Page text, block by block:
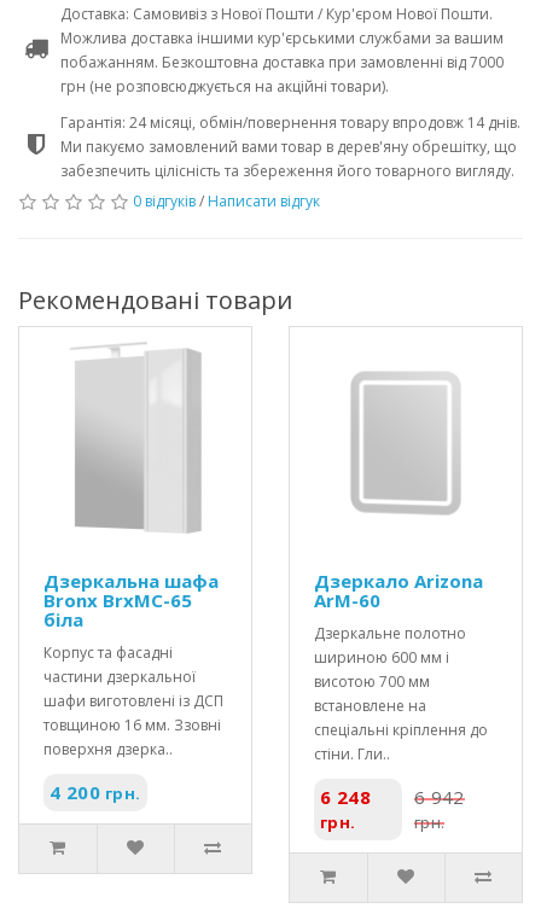
Доставка: Самовивіз з Нової Пошти / Кур'єром Нової Пошти.
Можлива доставка іншими кур'єрськими службами за вашим
побажанням. Безкоштовна доставка при замовленні від 7000
грн (не розповсюджується на акційні товари).
Гарантія: 24 місяці, обмін/повернення товару впродовж 14 днів.
Ми пакуємо замовлений вами товар в дерев'яну обрешітку, що
забезпечить цілісність та збереження його товарного вигляду.
0 відгуків/ Написати відгук
Рекомендовані товари
Дзеркальна шафа
Bronx BrxMC-65
біла
Корпус та фасадні
частини дзеркальної
шафи виготовлені із ДСП
товщиною 16 мм. Ззовні
поверхня дзерка..
4 200 грн.
Дзеркало Arizona
ArM-60
Дзеркальне полотно
шириною 600 мм і
висотою 700 мм
встановлене на
спеціальні кріплення до
стіни. Гли..
6 248
грн.
6 942
грн.